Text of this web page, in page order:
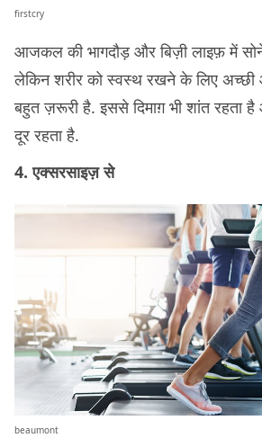
firstcry
आजकल की भागदौड़ और बिज़ी लाइफ़ में
लेकिन शरीर को स्वस्थ रखने के लिए अच्छी
बहुत ज़रूरी है. इससे दिमाग़ भी शांत रहता है
दूर रहता है.
4. एक्सरसाइज़ से
beaumont